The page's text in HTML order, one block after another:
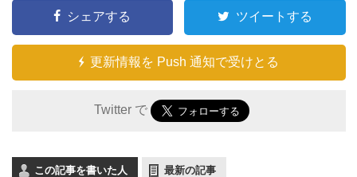
シェアする ツイートする
更新情報を Push 通知で受けとる
Twitter で
この記事を書いた人 最新の記事